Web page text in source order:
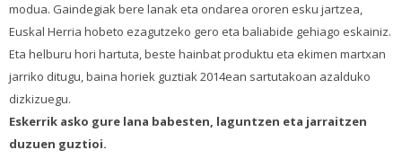
modua. Gaindegiak bere lanak eta ondarea ororen esku jartzea,
Euskal Herria hobeto ezagutzeko gero eta baliabide gehiago eskainiz.
Eta helburu hori hartuta, beste hainbat produktu eta ekimen martxan
jarriko ditugu, baina horiek guztiak 2014ean sartutakoan azalduko
dizkizuegu.
Eskerrik asko gure lana babesten, laguntzen eta jarraitzen
duzuen guztioi.